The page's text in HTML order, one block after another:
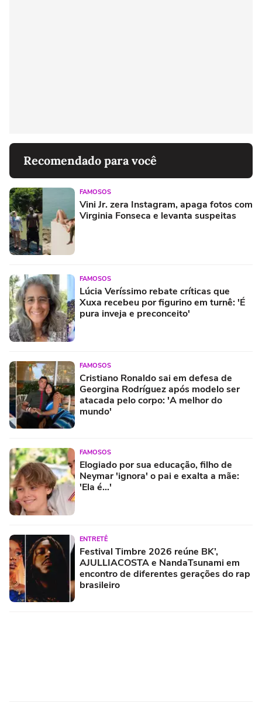
Recomendado para você
FAMOSOS
Vini Jr. zera Instagram, apaga fotos com
Virginia Fonseca e levanta suspeitas
FAMOSOS
Lúcia Veríssimo rebate críticas que
Xuxa recebeu por figurino em turnê: 'É
pura inveja e preconceito'
FAMOSOS
Cristiano Ronaldo sai em defesa de
Georgina Rodríguez após modelo ser
atacada pelo corpo: 'A melhor do
mundo'
FAMOSOS
Elogiado por sua educação, filho de
Neymar 'ignora' o pai e exalta a mãe:
'Ela é...'
ENTRETÊ
Festival Timbre 2026 reúne BK’,
AJULLIACOSTA e NandaTsunami em
encontro de diferentes gerações do rap
brasileiro